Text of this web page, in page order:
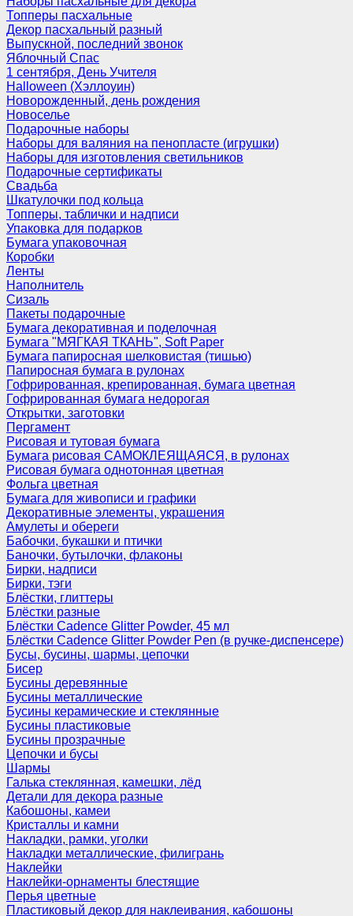
Топперы пасхальные
Декор пасхальный разный
Выпускной, последний звонок
Яблочный Спас
1 сентября, День Учителя
Halloween (Хэллоуин)
Новорожденный, день рождения
Новоселье
Подарочные наборы
Наборы для валяния на пенопласте (игрушки)
Наборы для изготовления светильников
Подарочные сертификаты
Свадьба
Шкатулочки под кольца
Топперы, таблички и надписи
Упаковка для подарков
Бумага упаковочная
Коробки
Ленты
Наполнитель
Сизаль
Пакеты подарочные
Бумага декоративная и поделочная
Бумага "МЯГКАЯ ТКАНЬ", Soft Paper
Бумага папиросная шелковистая (тишью)
Папиросная бумага в рулонах
Гофрированная, крепированная, бумага цветная
Гофрированная бумага недорогая
Открытки, заготовки
Пергамент
Рисовая и тутовая бумага
Бумага рисовая САМОКЛЕЯЩАЯСЯ, в рулонах
Рисовая бумага однотонная цветная
Фольга цветная
Бумага для живописи и графики
Декоративные элементы, украшения
Амулеты и обереги
Бабочки, букашки и птички
Баночки, бутылочки, флаконы
Бирки, надписи
Бирки, тэги
Блёстки, глиттеры
Блёстки разные
Блёстки Cadence Glitter Powder, 45 мл
Блёстки Cadence Glitter Powder Pen (в ручке-диспенсере)
Бусы, бусины, шармы, цепочки
Бисер
Бусины деревянные
Бусины металлические
Бусины керамические и стеклянные
Бусины пластиковые
Бусины прозрачные
Цепочки и бусы
Шармы
Галька стеклянная, камешки, лёд
Детали для декора разные
Кабошоны, камеи
Кристаллы и камни
Накладки, рамки, уголки
Накладки металлические, филигрань
Наклейки
Наклейки-орнаменты блестящие
Перья цветные
Пластиковый декор для наклеивания, кабошоны